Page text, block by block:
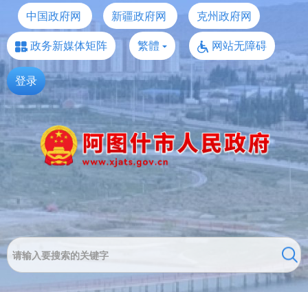
中国政府网 新疆政府网
克州政府网
政务新媒体矩阵
繁體 网站无障碍
登录